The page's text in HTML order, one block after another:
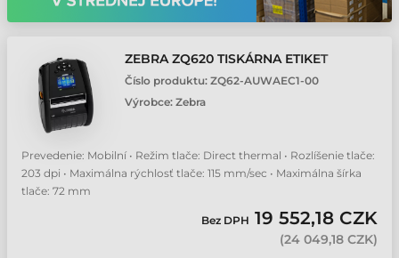
ZEBRA ZQ620 TISKÁRNA ETIKET
Číslo produktu: ZQ62-AUWAEC1-00
Výrobce: Zebra
Prevedenie: Mobilní • Režim tlače: Direct thermal • Rozlíšenie tlače:
203 dpi • Maximálna rýchlosť tlače: 115 mm/sec • Maximálna šírka
tlače: 72 mm
Bez DPH 19 552,18 CZK
(24 049,18 CZK)